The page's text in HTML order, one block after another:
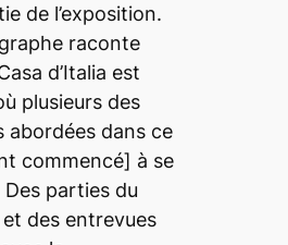
de l’exposition.
raconte
d’Italia est
plusieurs des
abordées dans ce
commencé] à se
Des parties du
des entrevues